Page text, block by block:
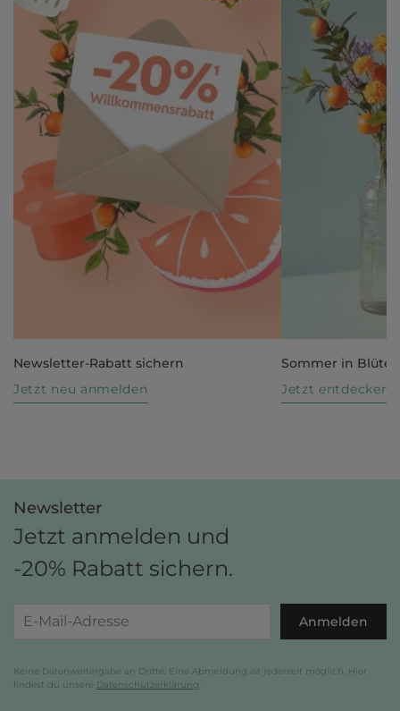
Newsletter-Rabatt sichern
Jetzt neu anmelden
Sommer in Blüte
Jetzt entdecken
Newsletter
Jetzt anmelden und
-20% Rabatt sichern.
Anmelden
Keine Datenweitergabe an Dritte. Eine Abmeldung ist jederzeit möglich. Hier
findest du unsere Datenschutzerklärung